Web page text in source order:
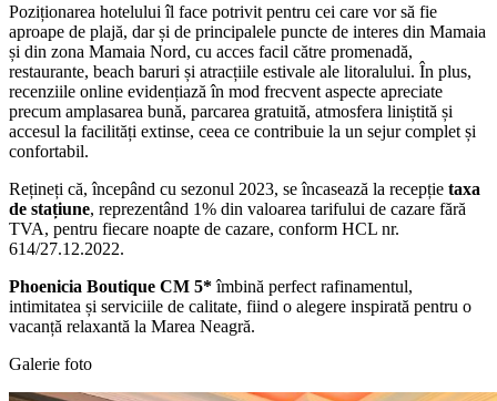
Poziționarea hotelului îl face potrivit pentru cei care vor să fie
aproape de plajă, dar și de principalele puncte de interes din Mamaia
și din zona Mamaia Nord, cu acces facil către promenadă,
restaurante, beach baruri și atracțiile estivale ale litoralului. În plus,
recenziile online evidențiază în mod frecvent aspecte apreciate
precum amplasarea bună, parcarea gratuită, atmosfera liniștită și
accesul la facilități extinse, ceea ce contribuie la un sejur complet și
confortabil.
Rețineți că, începând cu sezonul 2023, se încasează la recepție taxa
de stațiune, reprezentând 1% din valoarea tarifului de cazare fără
TVA, pentru fiecare noapte de cazare, conform HCL nr.
614/27.12.2022.
Phoenicia Boutique CM 5*îmbină perfect rafinamentul,
intimitatea și serviciile de calitate, fiind o alegere inspirată pentru o
vacanță relaxantă la Marea Neagră.
Galerie foto